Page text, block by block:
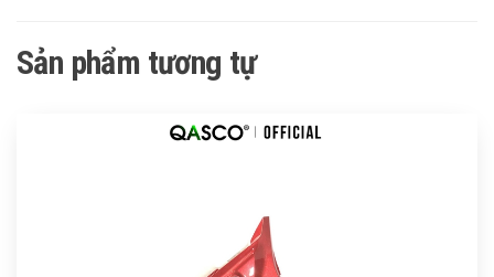
Sản phẩm tương tự